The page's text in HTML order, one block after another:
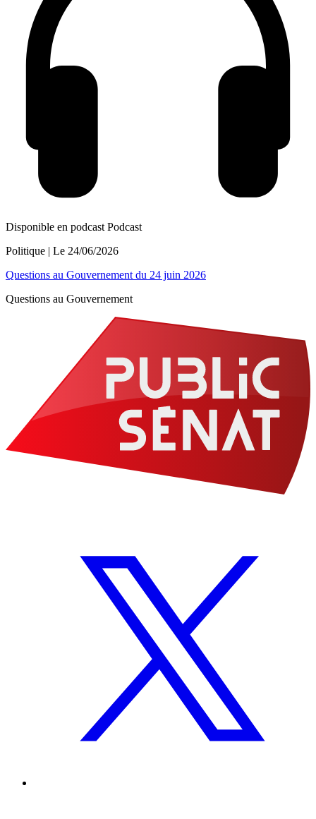
Disponible en podcast Podcast
Politique | Le 24/06/2026
Questions au Gouvernement du 24 juin 2026
Questions au Gouvernement